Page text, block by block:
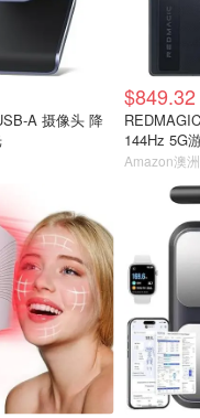
A 摄像头 降
$849.32
144Hz 5G
Amazon澳